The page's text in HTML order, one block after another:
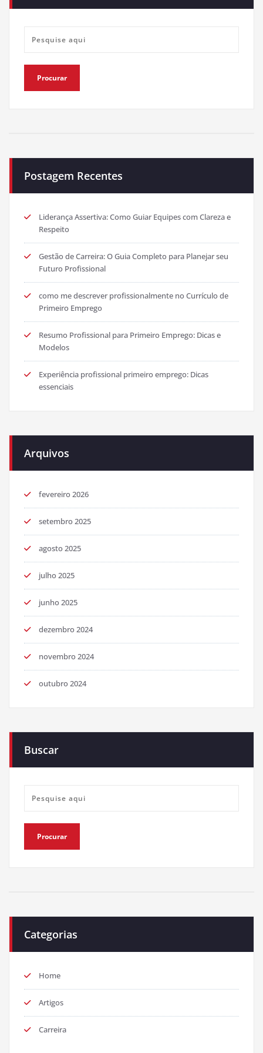
Postagem Recentes
Liderança Assertiva: Como Guiar Equipes com Clareza e
Respeito
Gestão de Carreira: O Guia Completo para Planejar seu
Futuro Profissional
como me descrever profissionalmente no Currículo de
Primeiro Emprego
Resumo Profissional para Primeiro Emprego: Dicas e
Modelos
Experiência profissional primeiro emprego: Dicas
essenciais
Arquivos
fevereiro 2026
setembro 2025
agosto 2025
julho 2025
junho 2025
dezembro 2024
novembro 2024
outubro 2024
Buscar
Categorias
Home
Artigos
Carreira